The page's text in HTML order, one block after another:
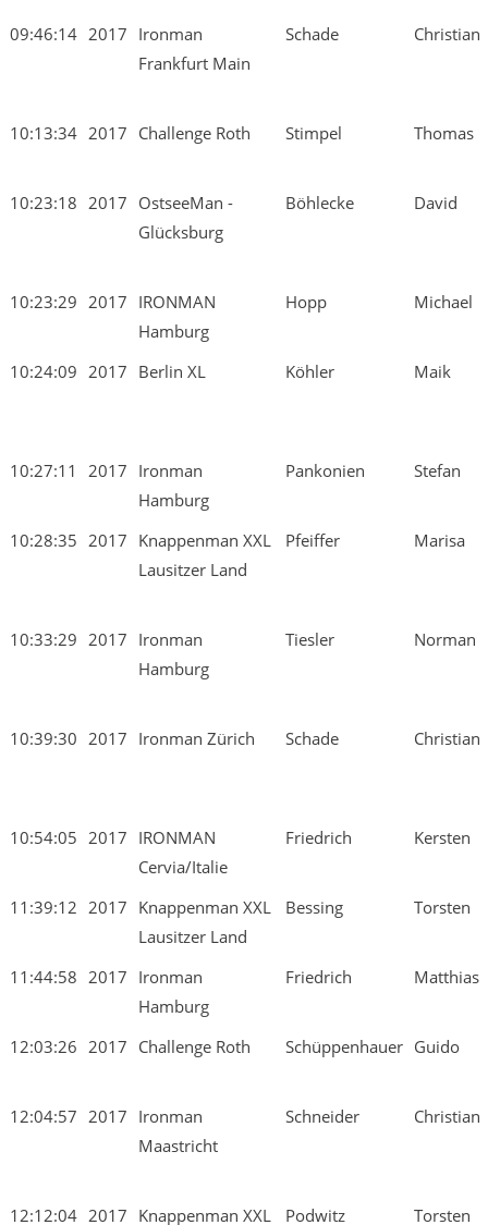
09:46:14 2017 Ironman
Frankfurt Main
Schade Christian
10:13:34 2017 Challenge Roth Stimpel Thomas
10:23:18 2017 OstseeMan -
Glücksburg
Böhlecke David
10:23:29 2017 IRONMAN
Hamburg
Hopp Michael
10:24:09 2017 Berlin XL Köhler Maik
10:27:11 2017 Ironman
Hamburg
Pankonien Stefan
10:28:35 2017 Knappenman XXL
Lausitzer Land
Pfeiffer Marisa
10:33:29 2017 Ironman
Hamburg
Tiesler Norman
10:39:30 2017 Ironman Zürich Schade Christian
10:54:05 2017 IRONMAN
Cervia/Italie
Friedrich Kersten
11:39:12 2017 Knappenman XXL
Lausitzer Land
Bessing Torsten
11:44:58 2017 Ironman
Hamburg
Friedrich Matthias
12:03:26 2017 Challenge Roth Schüppenhauer Guido
12:04:57 2017 Ironman
Maastricht
Schneider Christian
12:12:04 2017 Knappenman XXL Podwitz Torsten